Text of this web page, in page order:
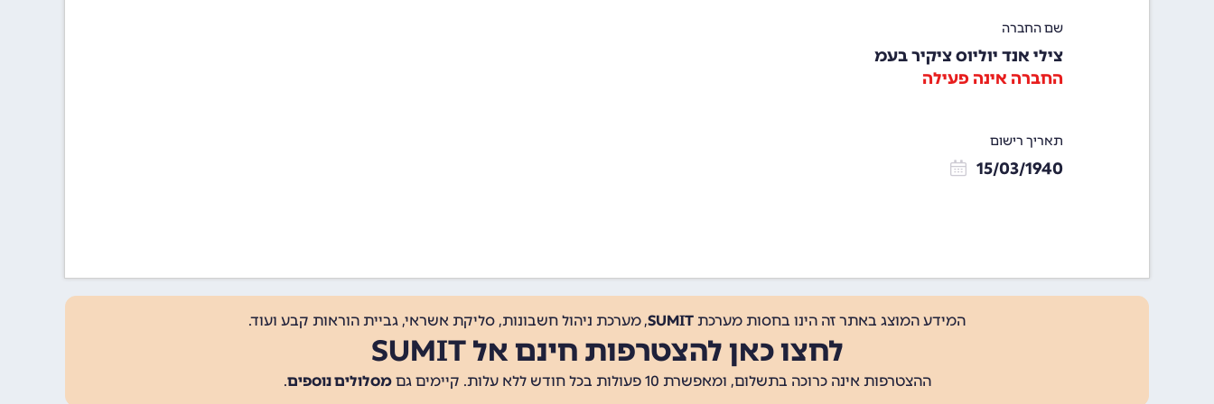
שם החברה
צילי אנד יוליוס ציקיר בעמ
החברה אינה פעילה
תאריך רישום
15/03/1940
המידע המוצג באתר זה הינו בחסות מערכת SUMIT, מערכת ניהול חשבונות, סליקת אשראי, גביית הוראות קבע ועוד.
לחצו כאן להצטרפות חינם אל SUMIT
ההצטרפות אינה כרוכה בתשלום, ומאפשרת 10 פעולות בכל חודש ללא עלות. קיימים גם מסלולים נוספים.